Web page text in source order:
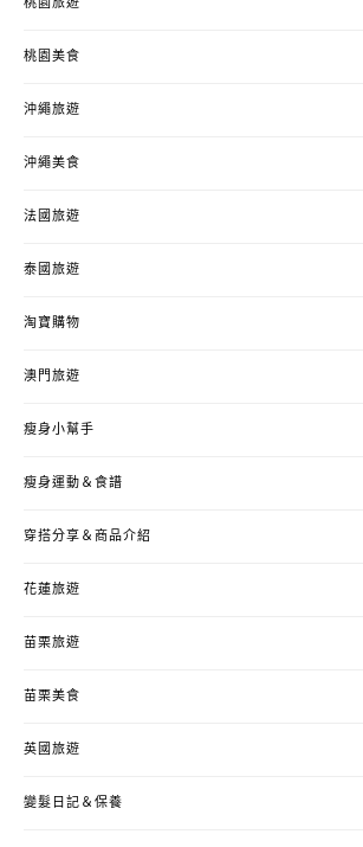
桃園旅遊
桃園美食
沖繩旅遊
沖繩美食
法國旅遊
泰國旅遊
淘寶購物
澳門旅遊
瘦身小幫手
瘦身運動＆食譜
穿搭分享＆商品介紹
花蓮旅遊
苗栗旅遊
苗栗美食
英國旅遊
變髮日記＆保養